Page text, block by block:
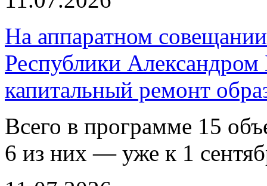
На аппаратном
Республики
капитальный ремонт
Всего в программе 15
6 из них — уже к 1